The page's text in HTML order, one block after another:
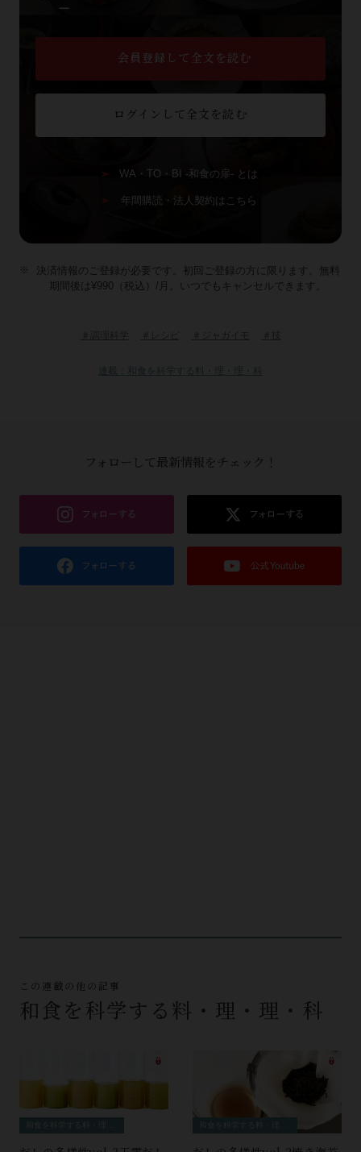
ー
会員登録して全文を読む
ログインして全文を読む
WA・TO・BI -和食の扉- とは
年間購読・法人契約はこちら
決済情報のご登録が必要です。初回ご登録の方に限ります。無料
期間後は¥990（税込）/月。いつでもキャンセルできます。
連載：和食を科学する料・理・理・科
フォローして最新情報をチェック！
この連載の他の記事
和食を科学する料・理・理・科